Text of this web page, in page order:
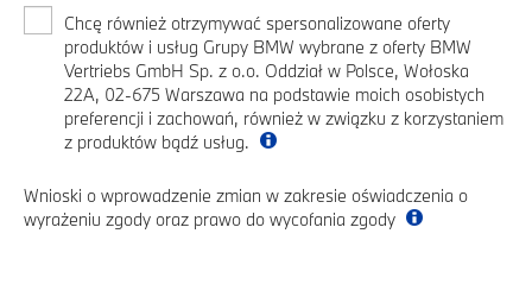
Chcę również otrzymywać spersonalizowane oferty
produktów i usług Grupy BMW wybrane z oferty BMW
Vertriebs GmbH Sp. z o.o. Oddział w Polsce, Wołoska
22A, 02-675 Warszawa na podstawie moich osobistych
preferencji i zachowań, również w związku z korzystaniem
z produktów bądź usług.
Wnioski o wprowadzenie zmian w zakresie oświadczenia o
wyrażeniu zgody oraz prawo do wycofania zgody